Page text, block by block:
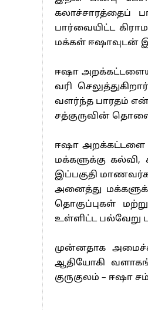
கலாச்சாரத்தைப்
பார்வையிட்ட
மக்கள் ஈஷாவுடன்
ஈஷா
வரி
வளர்ந்த பாரதம்
சத்குருவின்
ஈஷா அறக்கட்டளை
மக்களுக்கு கல்வி,
இப்பகுதி
அனைத்து
தொகுப்புகள்
உள்ளிட்ட பல்வேறு
முன்னதாக
ஆதியோகி
குருகுலம் – ஈஷா